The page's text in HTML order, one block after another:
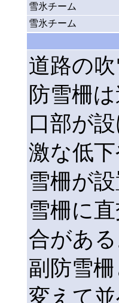
雪氷チーム
雪氷チーム
道路の
防雪柵
口部が
激な低
雪柵が
雪柵に
合があ
副防雪
変えて